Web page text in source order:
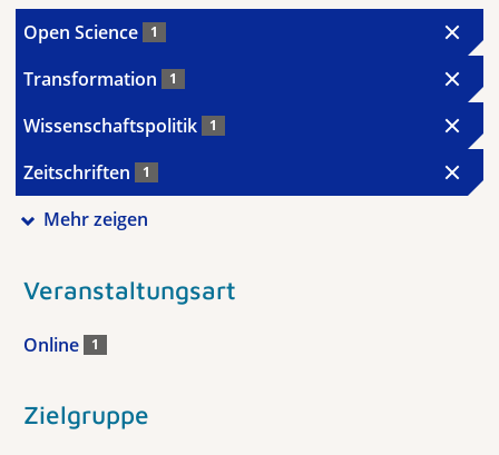
Open Science 1
Transformation 1
Wissenschaftspolitik 1
Zeitschriften 1
Mehr zeigen
Veranstaltungsart
Online 1
Zielgruppe